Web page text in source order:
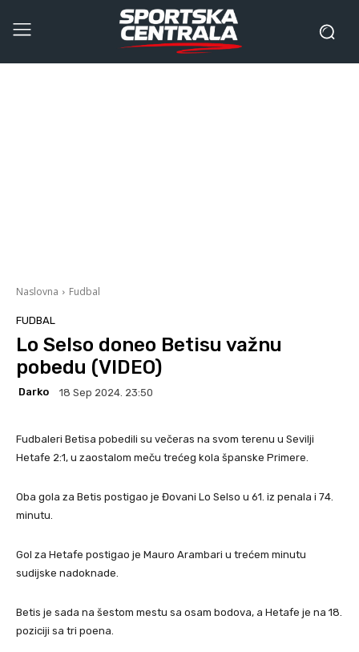
Naslovna Fudbal
FUDBAL
Lo Selso doneo Betisu važnu
pobedu (VIDEO)
Darko 18 Sep 2024. 23:50
Fudbaleri Betisa pobedili su večeras na svom terenu u Sevilji
Hetafe 2:1, u zaostalom meču trećeg kola španske Primere.
Oba gola za Betis postigao je Đovani Lo Selso u 61. iz penala i 74.
minutu.
Gol za Hetafe postigao je Mauro Arambari u trećem minutu
sudijske nadoknade.
Betis je sada na šestom mestu sa osam bodova, a Hetafe je na 18.
poziciji sa tri poena.